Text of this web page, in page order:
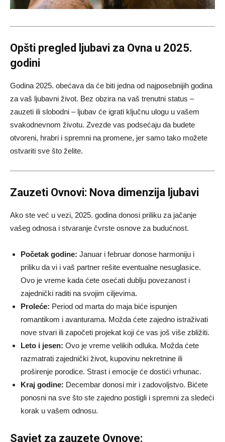
Opšti pregled ljubavi za Ovna u 2025.
godini
Godina 2025. obećava da će biti jedna od najposebnijih godina
za vaš ljubavni život. Bez obzira na vaš trenutni status –
zauzeti ili slobodni – ljubav će igrati ključnu ulogu u vašem
svakodnevnom životu. Zvezde vas podsećaju da budete
otvoreni, hrabri i spremni na promene, jer samo tako možete
ostvariti sve što želite.
Zauzeti Ovnovi: Nova dimenzija ljubavi
Ako ste već u vezi, 2025. godina donosi priliku za jačanje
vašeg odnosa i stvaranje čvrste osnove za budućnost.
Početak godine: Januar i februar donose harmoniju i
priliku da vi i vaš partner rešite eventualne nesuglasice.
Ovo je vreme kada ćete osećati dublju povezanost i
zajednički raditi na svojim ciljevima.
Proleće: Period od marta do maja biće ispunjen
romantikom i avanturama. Možda ćete zajedno istraživati
nove stvari ili započeti projekat koji će vas još više zbližiti.
Leto i jesen: Ovo je vreme velikih odluka. Možda ćete
razmatrati zajednički život, kupovinu nekretnine ili
proširenje porodice. Strast i emocije će dostići vrhunac.
Kraj godine: Decembar donosi mir i zadovoljstvo. Bićete
ponosni na sve što ste zajedno postigli i spremni za sledeći
korak u vašem odnosu.
Savjet za zauzete Ovnovе: